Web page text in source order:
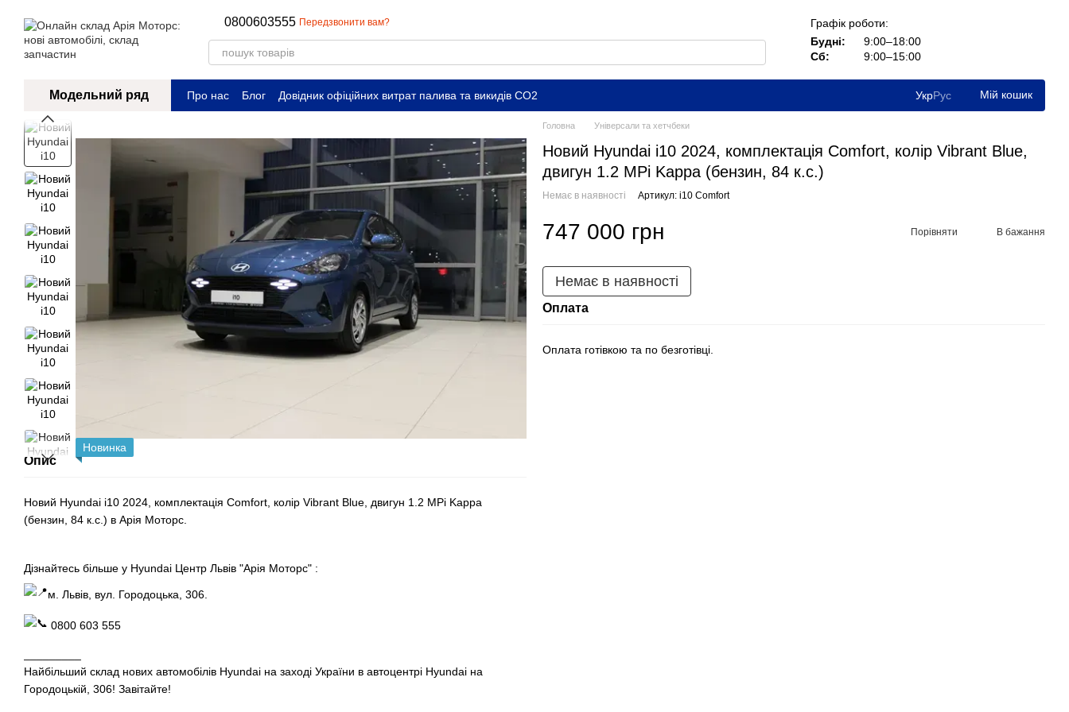
0800603555 Передзвонити вам?
Графік роботи:
Будні:
9:00–18:00
Сб:
9:00–15:00
Модельний ряд Про нас Блог Довідник офіційних витрат палива та викидів СО2 УкрРус Мій кошик
Новинка
Опис
Новий Hyundai i10 2024, комплектація Comfort, колір Vibrant Blue, двигун 1.2 MPi Kappa
(бензин, 84 к.с.) в Арія Моторс.
Дізнайтесь більше у Hyundai Центр Львів "Арія Моторс" :
м. Львів, вул. Городоцька, 306.
0800 603 555
Найбільший склад нових автомобілів Hyundai на заході України в автоцентрі Hyundai на
Городоцькій, 306! Завітайте!
Головна Універсали та хетчбеки
Новий Hyundai i10 2024, комплектація Comfort, колір Vibrant Blue,
двигун 1.2 MPi Kappa (бензин, 84 к.с.)
Немає в наявності Артикул: i10 Comfort
747 000 грн Порівняти В бажання
Немає в наявності
Оплата
Оплата готівкою та по безготівці.